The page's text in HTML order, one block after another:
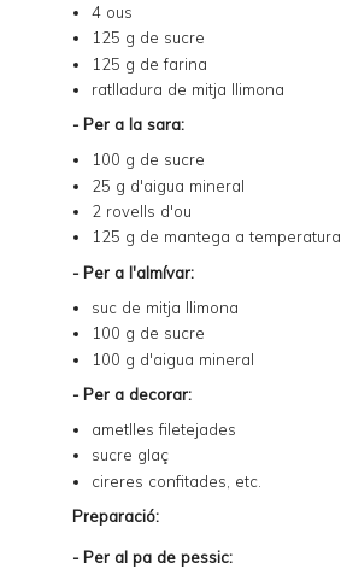
4 ous
125 g de sucre
125 g de farina
ratlladura de mitja llimona
- Per a la sara:
100 g de sucre
25 g d'aigua mineral
2 rovells d'ou
125 g de mantega a temperatura
- Per a l'almívar:
suc de mitja llimona
100 g de sucre
100 g d'aigua mineral
- Per a decorar:
ametlles filetejades
sucre glaç
cireres confitades, etc.
Preparació:
- Per al pa de pessic: